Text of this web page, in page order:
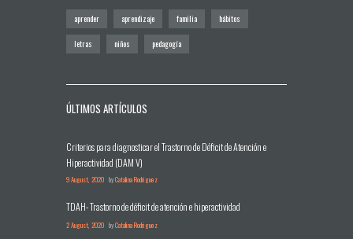
aprender aprendizaje familia hábitos
letras niños pedagogía
ÚLTIMOS ARTÍCULOS
Criterios para diagnosticar el Trastorno de Déficit de Atención e
Hiperactividad (DAM V)
9 August, 2020 byCatalina Rodriguez
TDAH- Trastorno de déficit de atención e hiperactividad
2 August, 2020 byCatalina Rodriguez